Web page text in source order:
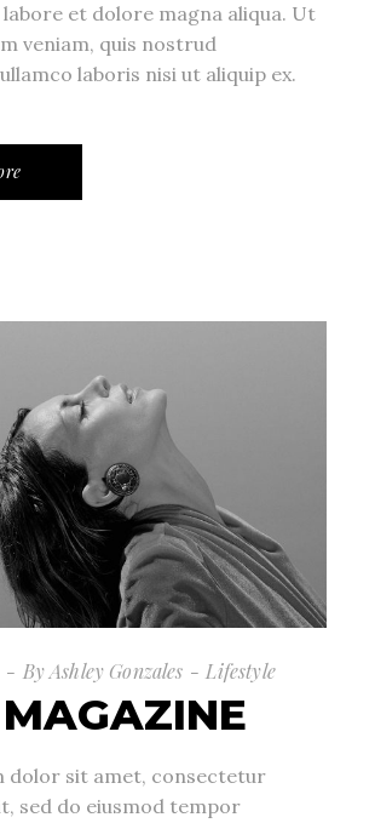
et dolore magna aliqua. Ut
veniam, quis nostrud
laboris nisi ut aliquip ex.
ByAshley Gonzales Lifestyle
dolor sit amet, consectetur
sed do eiusmod tempor